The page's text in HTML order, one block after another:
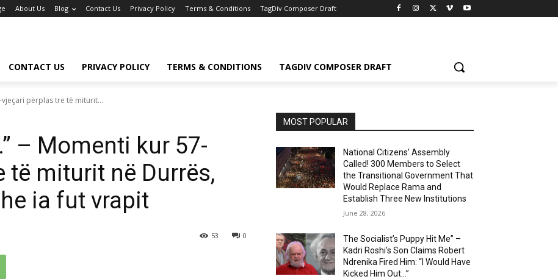
About Us Blog Contact Us Privacy Policy Terms & Conditions TagDiv Composer Draft
CONTACT US PRIVACY POLICY TERMS & CONDITIONS TAGDIV COMPOSER DRAFT
përplas tre të miturit...
– Momenti kur 57-
të miturit në Durrës,
ia fut vrapit
0
53
MOST POPULAR
National Citizens’ Assembly
Called! 300 Members to Select
the Transitional Government That
Would Replace Rama and
Establish Three New Institutions
June 28, 2026
The Socialist’s Puppy Hit Me” –
Kadri Roshi’s Son Claims Robert
Ndrenika Fired Him: “I Would Have
Kicked Him Out…”